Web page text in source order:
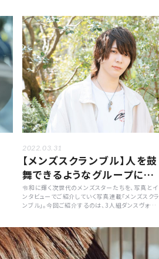
ついて訊きました。
2022.03.31
【メンズスクランブル】人を鼓
舞できるようなグループにな
りたい「山田洋介」
令和に輝く次世代のメンズスターたちを、写真とイ
ンタビューでご紹介していく写真連載「メンズスクラ
ンブル」。今回ご紹介するのは、3人組ダンスヴォー
いう想いを持つ、彼のプライベートな部分に迫りま
す。